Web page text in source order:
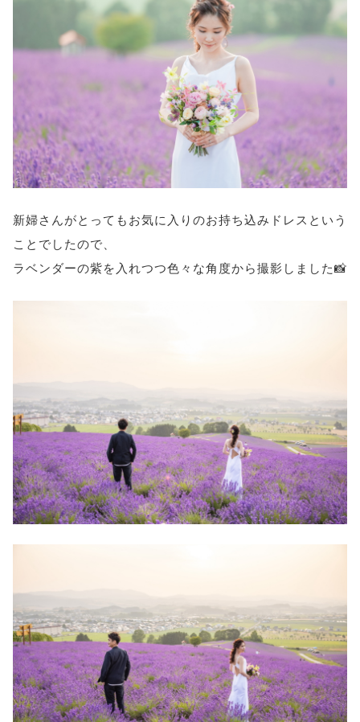
新婦さんがとってもお気に入りのお持ち込みドレスという
ことでしたので、
ラベンダーの紫を入れつつ色々な角度から撮影しました📸